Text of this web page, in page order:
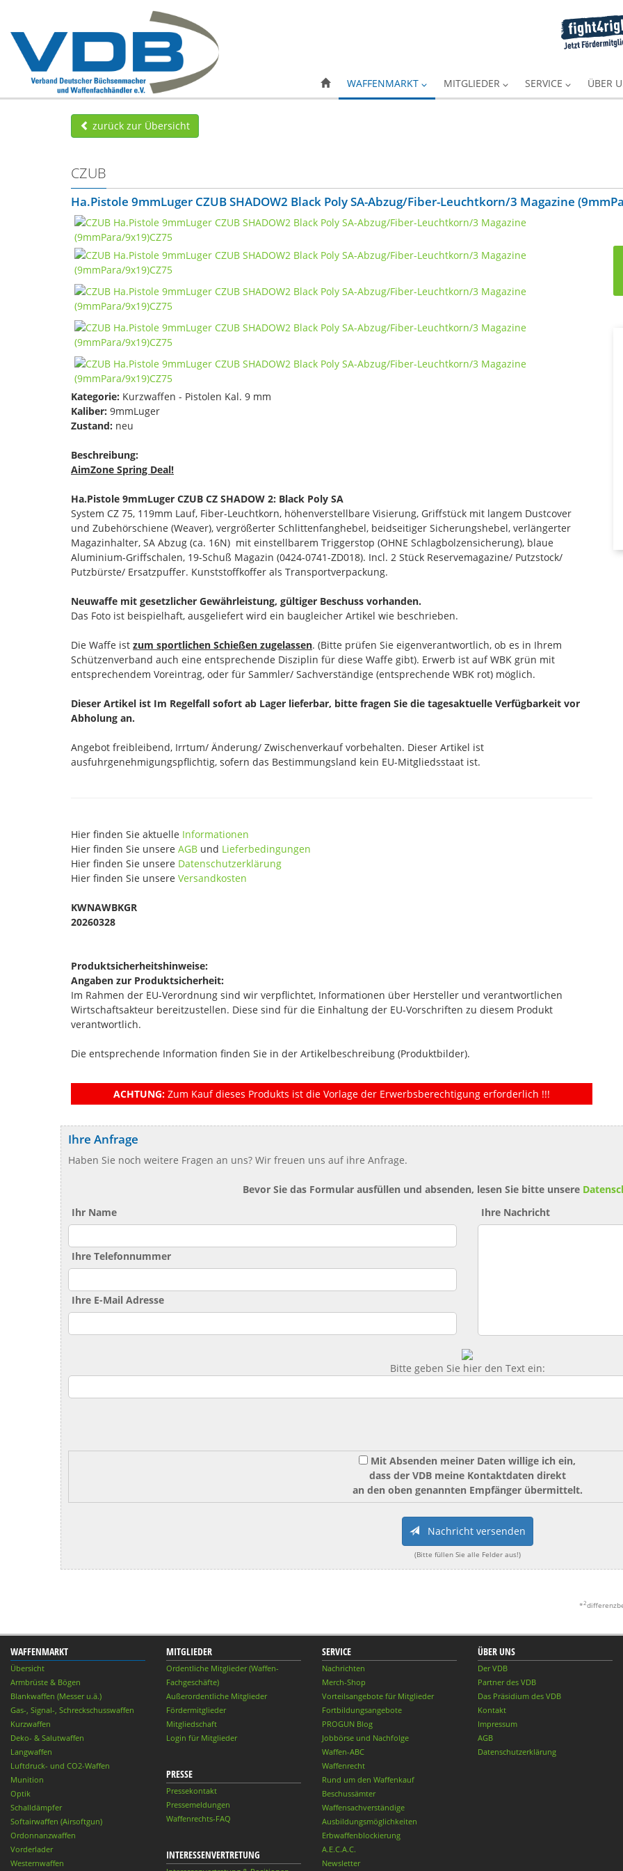
WAFFENMARKT MITGLIEDER SERVICE ÜBER
zurück zur Übersicht
CZUB
Ha.Pistole 9mmLuger CZUB SHADOW2 Black Poly SA-Abzug/Fiber-Leuchtkorn/3 Magazine
Kategorie: Kurzwaffen - Pistolen Kal. 9 mm
Kaliber: 9mmLuger
Zustand: neu
Beschreibung:
AimZone Spring Deal!
Ha.Pistole 9mmLuger CZUB CZ SHADOW 2: Black Poly SA
System CZ 75, 119mm Lauf, Fiber-Leuchtkorn, höhenverstellbare Visierung, Griffstück mit langem Dustcover
und Zubehörschiene (Weaver), vergrößerter Schlittenfanghebel, beidseitiger Sicherungshebel, verlängerter
Magazinhalter, SA Abzug (ca. 16N) mit einstellbarem Triggerstop (OHNE Schlagbolzensicherung), blaue
Aluminium-Griffschalen, 19-Schuß Magazin (0424-0741-ZD018). Incl. 2 Stück Reservemagazine/ Putzstock/
Putzbürste/ Ersatzpuffer. Kunststoffkoffer als Transportverpackung.
Neuwaffe mit gesetzlicher Gewährleistung, gültiger Beschuss vorhanden.
Das Foto ist beispielhaft, ausgeliefert wird ein baugleicher Artikel wie beschrieben.
Die Waffe ist zum sportlichen Schießen zugelassen. (Bitte prüfen Sie eigenverantwortlich, ob es in Ihrem
Schützenverband auch eine entsprechende Disziplin für diese Waffe gibt). Erwerb ist auf WBK grün mit
entsprechendem Voreintrag, oder für Sammler/ Sachverständige (entsprechende WBK rot) möglich.
Dieser Artikel ist Im Regelfall sofort ab Lager lieferbar, bitte fragen Sie die tagesaktuelle Verfügbarkeit vor
Abholung an.
Angebot freibleibend, Irrtum/ Änderung/ Zwischenverkauf vorbehalten. Dieser Artikel ist
ausfuhrgenehmigungspflichtig, sofern das Bestimmungsland kein EU-Mitgliedsstaat ist.
Hier finden Sie aktuelle Informationen
Hier finden Sie unsere AGB und Lieferbedingungen
Hier finden Sie unsere Datenschutzerklärung
Hier finden Sie unsere Versandkosten
KWNAWBKGR
20260328
Produktsicherheitshinweise:
Angaben zur Produktsicherheit:
Im Rahmen der EU-Verordnung sind wir verpflichtet, Informationen über Hersteller und verantwortlichen
Wirtschaftsakteur bereitzustellen. Diese sind für die Einhaltung der EU-Vorschriften zu diesem Produkt
verantwortlich.
Die entsprechende Information finden Sie in der Artikelbeschreibung (Produktbilder).
ACHTUNG: Zum Kauf dieses Produkts ist die Vorlage der Erwerbsberechtigung erforderlich !!!
Ihre Anfrage
Haben Sie noch weitere Fragen an uns? Wir freuen uns auf ihre Anfrage.
Bevor Sie das Formular ausfüllen und absenden, lesen Sie bitte unsere
Ihr Name
Ihre Telefonnummer
Ihre E-Mail Adresse
Ihre Nachricht
Bitte geben Sie hier den Text ein:
Mit Absenden meiner Daten willige ich ein,
dass der VDB meine Kontaktdaten direkt
an den oben genannten Empfänger übermittelt.
Nachricht versenden
(Bitte füllen Sie alle Felder aus!)
*2
WAFFENMARKT
Übersicht
Armbrüste & Bögen
Blankwaffen (Messer u.ä.)
Gas-, Signal-, Schreckschusswaffen
Kurzwaffen
Deko- & Salutwaffen
Langwaffen
Luftdruck- und CO2-Waffen
Munition
Optik
Schalldämpfer
Softairwaffen (Airsoftgun)
Ordonnanzwaffen
Vorderlader
Westernwaffen
MITGLIEDER
Ordentliche Mitglieder (Waffen-
Fachgeschäfte)
Außerordentliche Mitglieder
Fördermitglieder
Mitgliedschaft
Login für Mitglieder
PRESSE
Pressekontakt
Pressemeldungen
Waffenrechts-FAQ
INTERESSENVERTRETUNG
SERVICE
Nachrichten
Merch-Shop
Vorteilsangebote für Mitglieder
Fortbildungsangebote
PROGUN Blog
Jobbörse und Nachfolge
Waffen-ABC
Waffenrecht
Rund um den Waffenkauf
Beschussämter
Waffensachverständige
Ausbildungsmöglichkeiten
Erbwaffenblockierung
A.E.C.A.C.
Newsletter
ÜBER UNS
Der VDB
Partner des VDB
Das Präsidium des VDB
Kontakt
Impressum
AGB
Datenschutzerklärung